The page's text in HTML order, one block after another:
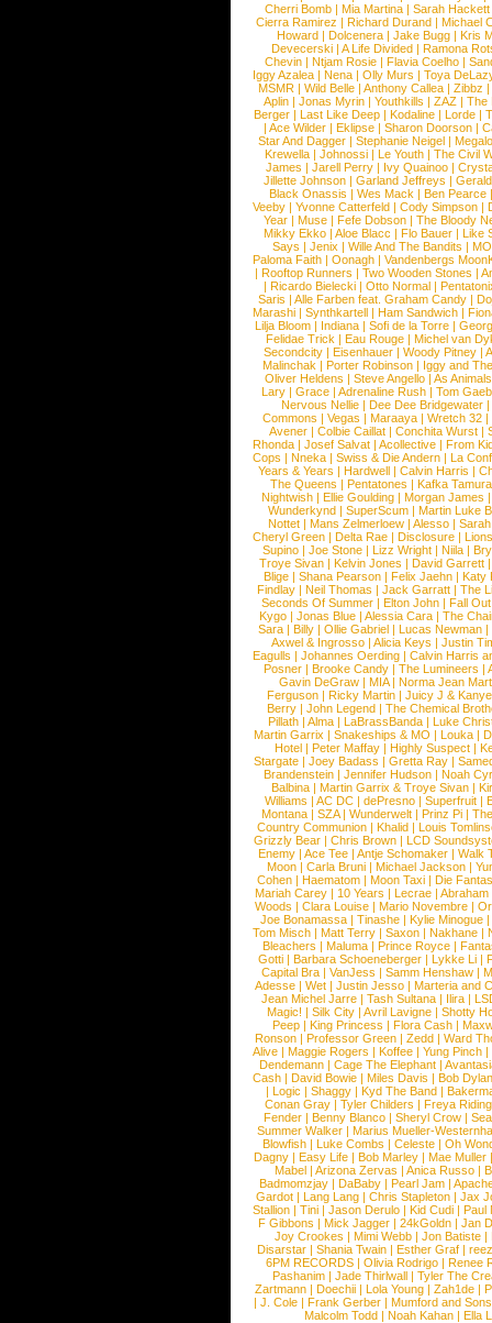
Cherri Bomb | Mia Martina | Sarah Hackett
Cierra Ramirez | Richard Durand | Michael
Howard |Dolcenera |Jake Bugg |Kris
Devecerski |A Life Divided |Ramona
Chevin |Ntjam Rosie |Flavia Coelho |
Iggy Azalea | Nena | Olly Murs | Toya
MSMR |Wild Belle |Anthony Callea |Zibbz
Aplin | Jonas Myrin | Youthkills | ZAZ | The
Berger |Last Like Deep |Kodaline |Lorde |
|Ace Wilder |Eklipse |Sharon Doorson |
Star And Dagger | Stephanie Neigel |
Krewella | Johnossi | Le Youth | The Civil
James | Jarell Perry | Ivy Quainoo |
Jillette Johnson | Garland Jeffreys |
Black Onassis | Wes Mack | Ben Pearce
Veeby | Yvonne Catterfeld | Cody Simpson |
Year |Muse |Fefe Dobson |The Bloody
Mikky Ekko | Aloe Blacc | Flo Bauer | Like
Says | Jenix | Wille And The Bandits | MO
Paloma Faith |Oonagh |Vandenbergs
|Rooftop Runners |Two Wooden Stones |
| Ricardo Bielecki | Otto Normal |
Saris | Alle Farben feat. Graham Candy |
Marashi | Synthkartell | Ham Sandwich |
Lilja Bloom | Indiana | Sofi de la Torre |
Felidae Trick | Eau Rouge | Michel van
Secondcity |Eisenhauer |Woody Pitney |
Malinchak |Porter Robinson | Iggy and
Oliver Heldens |Steve Angello |As Animals
Lary | Grace | Adrenaline Rush | Tom
Nervous Nellie | Dee Dee Bridgewater |
Commons |Vegas |Maraaya |Wretch 32 |
Avener | Colbie Caillat | Conchita Wurst |
Rhonda | Josef Salvat | Acollective | From
Cops | Nneka | Swiss & Die Andern | La
Years & Years |Hardwell |Calvin Harris |
The Queens | Pentatones | Kafka Tamura
Nightwish |Ellie Goulding |Morgan James
Wunderkynd | SuperScum | Martin Luke
Nottet |Mans Zelmerloew |Alesso |
Cheryl Green |Delta Rae |Disclosure |
Supino |Joe Stone |Lizz Wright |Niila |
Troye Sivan | Kelvin Jones | David Garrett
Blige | Shana Pearson | Felix Jaehn | Katy
Findlay |Neil Thomas |Jack Garratt |The
Seconds Of Summer |Elton John |Fall
Kygo |Jonas Blue |Alessia Cara |The
Sara |Billy |Ollie Gabriel |Lucas Newman |
Axwel & Ingrosso | Alicia Keys | Justin
Eagulls |Johannes Oerding |Calvin Harris
Posner |Brooke Candy |The Lumineers |
Gavin DeGraw | MIA| Norma Jean
Ferguson | Ricky Martin | Juicy J &
Berry | John Legend | The Chemical
Pillath |Alma |LaBrassBanda |Luke
Martin Garrix | Snakeships & MO | Louka |
Hotel | Peter Maffay | Highly Suspect |
Stargate |Joey Badass |Gretta Ray |
Brandenstein |Jennifer Hudson |Noah
Balbina | Martin Garrix & Troye Sivan |
Williams |AC DC |dePresno |Superfruit |
Montana |SZA|Wunderwelt |Prinz Pi |
Country Communion | Khalid | Louis
Grizzly Bear | Chris Brown | LCD
Enemy | Ace Tee | Antje Schomaker | Walk
Moon |Carla Bruni |Michael Jackson |
Cohen |Haematom |Moon Taxi |Die
Mariah Carey | 10 Years | Lecrae | Abraham
Woods |Clara Louise |Mario Novembre |
Joe Bonamassa | Tinashe | Kylie Minogue |
Tom Misch |Matt Terry |Saxon |Nakhane |
Bleachers | Maluma | Prince Royce |
Gotti |Barbara Schoeneberger |Lykke Li |
Capital Bra |VanJess |Samm Henshaw |
Adesse |Wet |Justin Jesso |Marteria and
Jean Michel Jarre |Tash Sultana | Ilira |
Magic! | Silk City | Avril Lavigne | Shotty
Peep |King Princess |Flora Cash |
Ronson |Professor Green |Zedd |Ward
Alive |Maggie Rogers |Koffee |Yung Pinch |
Dendemann |Cage The Elephant |
Cash | David Bowie | Miles Davis | Bob Dylan
|Logic |Shaggy |Kyd The Band |
Conan Gray |Tyler Childers |Freya
Fender |Benny Blanco |Sheryl Crow |
Summer Walker |Marius Mueller-
Blowfish | Luke Combs | Celeste | Oh
Dagny |Easy Life |Bob Marley |Mae Muller
Mabel |Arizona Zervas |Anica Russo |
Badmomzjay |DaBaby |Pearl Jam |
Gardot | Lang Lang | Chris Stapleton | Jax
Stallion |Tini |Jason Derulo |Kid Cudi |Paul
F Gibbons | Mick Jagger | 24kGoldn | Jan
Joy Crookes | Mimi Webb | Jon Batiste |
Disarstar | Shania Twain | Esther Graf |
6PM RECORDS | Olivia Rodrigo | Renee
Pashanim |Jade Thirlwall |Tyler The
Zartmann | Doechii | Lola Young | Zah1de |
| J. Cole | Frank Gerber | Mumford and Sons
Malcolm Todd | Noah Kahan | Ella